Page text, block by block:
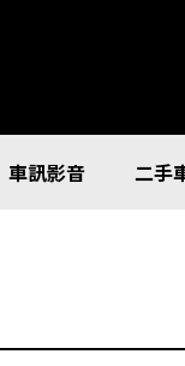
車訊影音 二手